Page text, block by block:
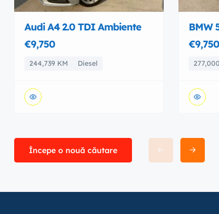
Audi A4 2.0 TDI Ambiente
€9,750
244,739 KM Diesel
BMW
€9,750
Începe o nouă căutare